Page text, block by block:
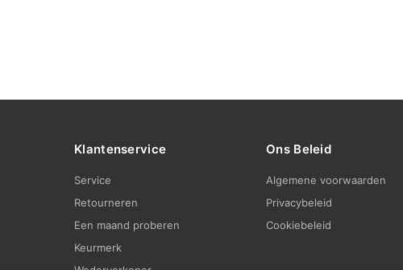
Klantenservice
Service
Retourneren
Een maand proberen
Keurmerk
Ons Beleid
Algemene voorwaarden
Privacybeleid
Cookiebeleid